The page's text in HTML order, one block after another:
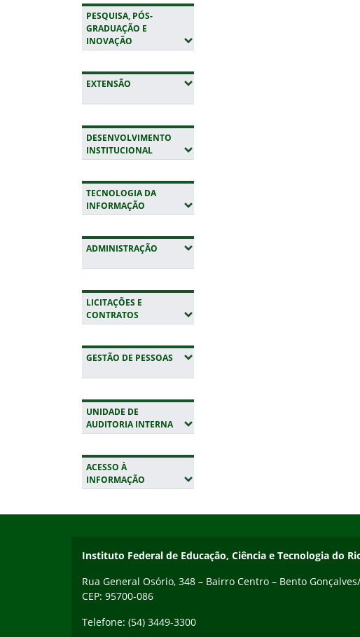
PESQUISA, PÓS-
GRADUAÇÃO E
INOVAÇÃO (EXPANDIR SUBMENUS)
EXTENSÃO (EXPANDIR SUBMENUS)
DESENVOLVIMENTO
INSTITUCIONAL(EXPANDIR SUBMENUS)
TECNOLOGIA DA
INFORMAÇÃO (EXPANDIR SUBMENUS)
ADMINISTRAÇÃO (EXPANDIR SUBMENUS)
LICITAÇÕES E
CONTRATOS (EXPANDIR SUBMENUS)
GESTÃO DE PESSOAS (EXPANDIR SUBMENUS)
UNIDADE DE
AUDITORIA INTERNA(EXPANDIR SUBMENUS)
ACESSO À
INFORMAÇÃO (EXPANDIR SUBMENUS)
Contato
Instituto Federal de Educação, Ciência e Tecnologia do
Rua General Osório, 348 – Bairro Centro – Bento
CEP: 95700-086
Telefone: (54) 3449-3300